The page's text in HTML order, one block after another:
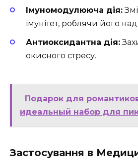
Імуномодулююча дія:
імунітет, роблячи його
Антиоксидантна дія:
окисного стресу.
Подарок для
идеальный набор для
Застосування в